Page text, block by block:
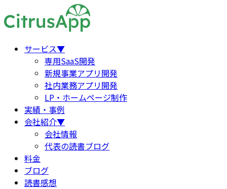
サービス▼
専用SaaS開発
新規事業アプリ開発
社内業務アプリ開発
LP・ホームページ制作
実績・事例
会社紹介▼
会社情報
代表の読書ブログ
料金
ブログ
読書感想